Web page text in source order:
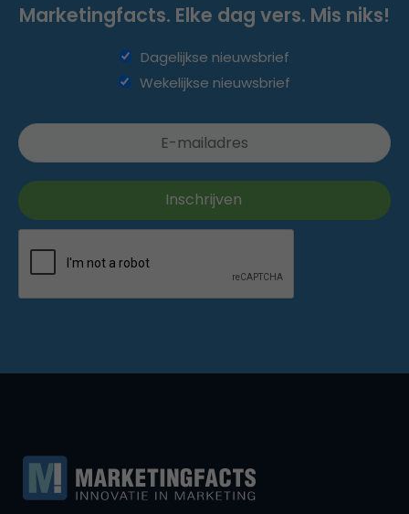
Marketingfacts. Elke dag vers. Mis niks!
Dagelijkse nieuwsbrief
Wekelijkse nieuwsbrief